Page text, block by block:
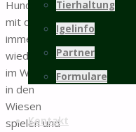
Tierhaltung
Igelinfo
Partner
Formulare
Kontakt
Hundekumpel
mit denen ich
immer
wieder mal
im Wald oder
in den
Wiesen
spielen und